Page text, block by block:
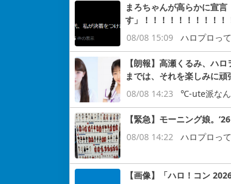
まろちゃんが高らかに宣
す」！！！！！！！！！！
08/08 15:09
ハロプロっ
【朗報】高瀬くるみ、ハ
までは、それを楽しみに頑
08/08 14:23
℃-ute派な
【緊急】モーニング娘。
08/08 14:22
ハロプロっ
【画像】「ハロ！コン